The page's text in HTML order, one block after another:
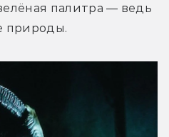
палитра — ведь
природы.